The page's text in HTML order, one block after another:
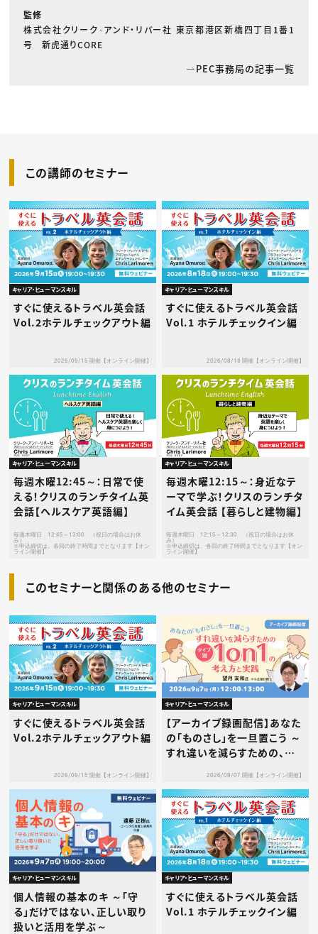
監修
株式会社クリーク･アンド・リバー社 東京都港区新橋四丁目1番1
号 新虎通りCORE
PEC事務局の記事一覧
この講師のセミナー
キャリア・ヒューマンスキル
すぐに使えるトラベル英会話
Vol.2ホテルチェックアウト編
2026/09/15 開催【オンライン開催】
キャリア・ヒューマンスキル
すぐに使えるトラベル英会話
Vol.1 ホテルチェックイン編
2026/08/18 開催【オンライン開催】
キャリア・ヒューマンスキル
毎週木曜12:45～：日常で使
える！クリスのランチタイム英
会話【ヘルスケア英語編】
毎週木曜日 12:45～13:00 （祝日の場合はお休
み）
※申込締切は、各回の終了時間までとなります【オン
ライン開催】
キャリア・ヒューマンスキル
毎週木曜12:15～：身近なテ
ーマで学ぶ！クリスのランチタ
イム英会話 【暮らしと建物編】
毎週木曜日 12:15～12:30 （祝日の場合はお休
み）
※申込締切は、各回の終了時間までとなります【オン
ライン開催】
このセミナーと関係のある他のセミナー
キャリア・ヒューマンスキル
すぐに使えるトラベル英会話
Vol.2ホテルチェックアウト編
2026/09/15 開催【オンライン開催】
キャリア・ヒューマンスキル
【アーカイブ録画配信】あなた
の「ものさし」を一旦置こう ～
すれ違いを減らすための、タ
2026/09/07 開催【オンライン開催】
キャリア・ヒューマンスキル
個人情報の基本のキ ～「守
る」だけではない、正しい取り
扱いと活用を学ぶ～
キャリア・ヒューマンスキル
すぐに使えるトラベル英会話
Vol.1 ホテルチェックイン編